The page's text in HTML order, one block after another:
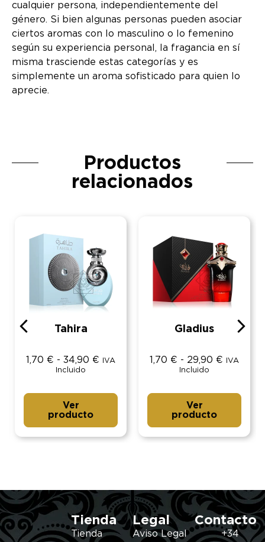
cualquier persona, independientemente del
género. Si bien algunas personas pueden asociar
ciertos aromas con lo masculino o lo femenino
según su experiencia personal, la fragancia en sí
misma trasciende estas categorías y es
simplemente un aroma sofisticado para quien lo
aprecie.
Productos
relacionados
Tahira
1,70 € - 34,90 €
IVA
Incluido
Ver
producto
Gladius
1,70 € - 29,90 €
IVA
Incluido
Ver
producto
Tienda
Tienda
Legal
Aviso Legal
Contacto
+34